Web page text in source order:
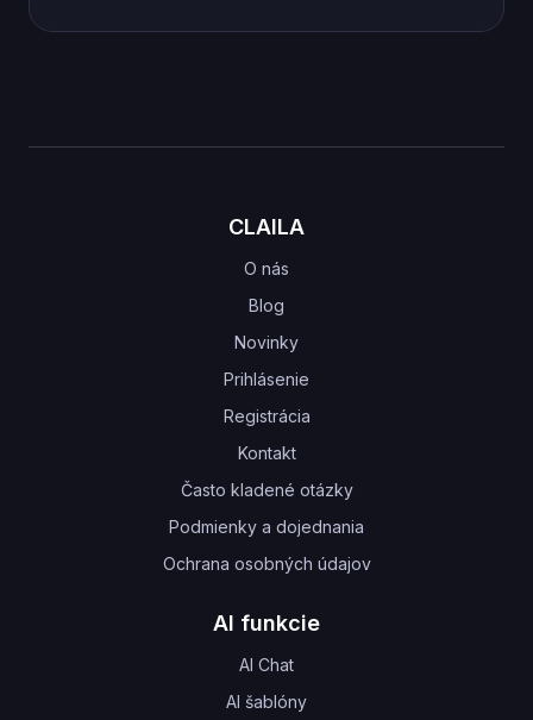
CLAILA
O nás
Blog
Novinky
Prihlásenie
Registrácia
Kontakt
Často kladené otázky
Podmienky a dojednania
Ochrana osobných údajov
AI funkcie
AI Chat
AI šablóny